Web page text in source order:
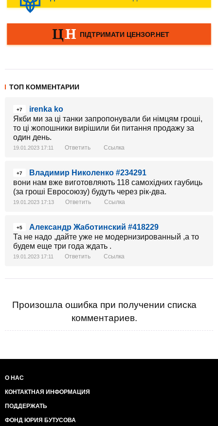
ТОП КОММЕНТАРИИ
+7
irenka ko
Якби ми за ці танки запропонували би німцям гроші,
то ці жопошники вирішили би питання продажу за
один день.
19.01.2023 17:11 Ответить Ссылка
+7
Владимир Николенко #234291
вони нам вже виготовляють 118 самохідних гаубиць
(за гроші Евросоюзу) будуть через рік-два.
19.01.2023 17:13 Ответить Ссылка
+5
Александр Жаботинский #418229
Та не надо ,дайте уже не модернизированный ,а то
будем еще три года ждать .
19.01.2023 17:11 Ответить Ссылка
Произошла ошибка при получении списка
комментариев.
О НАС
КОНТАКТНАЯ ИНФОРМАЦИЯ
ПОДДЕРЖАТЬ
ФОНД ЮРИЯ БУТУСОВА